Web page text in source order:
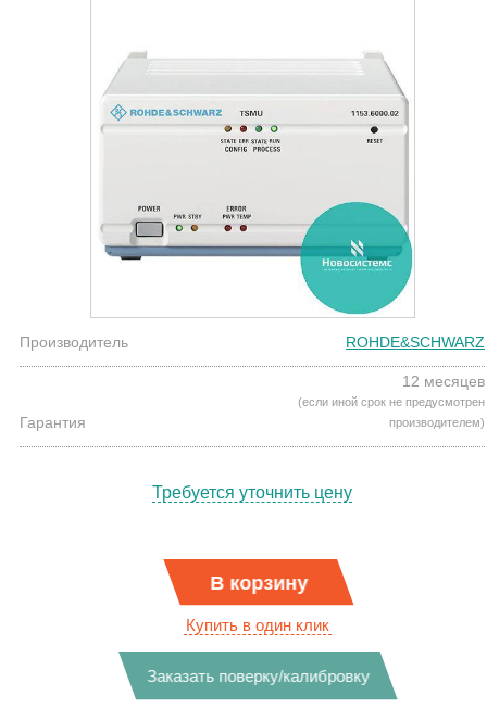
Производитель ROHDE&SCHWARZ
Гарантия
12 месяцев
(если иной срок не предусмотрен
производителем)
Требуется уточнить цену
В корзину
Купить в один клик
Заказать поверку/калибровку